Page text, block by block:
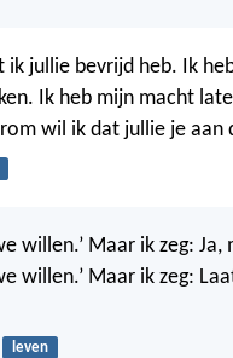
jullie bevrijd heb. Ik
Ik heb mijn macht
wil ik dat jullie je aan
willen.’ Maar ik zeg:
willen.’ Maar ik zeg:
leven